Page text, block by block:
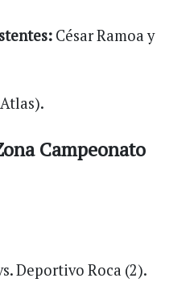
César Ramoa y
Campeonato
Deportivo Roca (2).